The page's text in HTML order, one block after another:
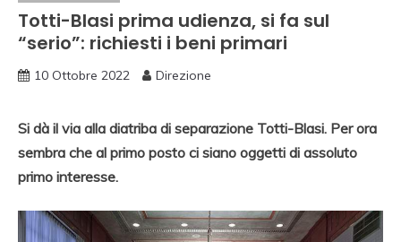
Totti-Blasi prima udienza, si fa sul
“serio”: richiesti i beni primari
10 Ottobre 2022 Direzione
Si dà il via alla diatriba di separazione Totti-Blasi. Per ora
sembra che al primo posto ci siano oggetti di assoluto
primo interesse.